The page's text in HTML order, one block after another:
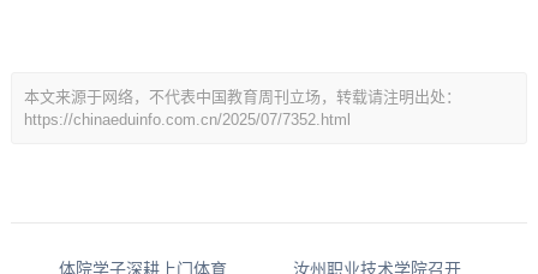
本文来源于网络，不代表中国教育周刊立场，转载请注明出处：
https://chinaeduinfo.com.cn/2025/07/7352.html
体院学子深耕上门体育教育：专业赋能下的新实践 汝州职业技术学院召开“十五五”规划暨高质量建设研讨会